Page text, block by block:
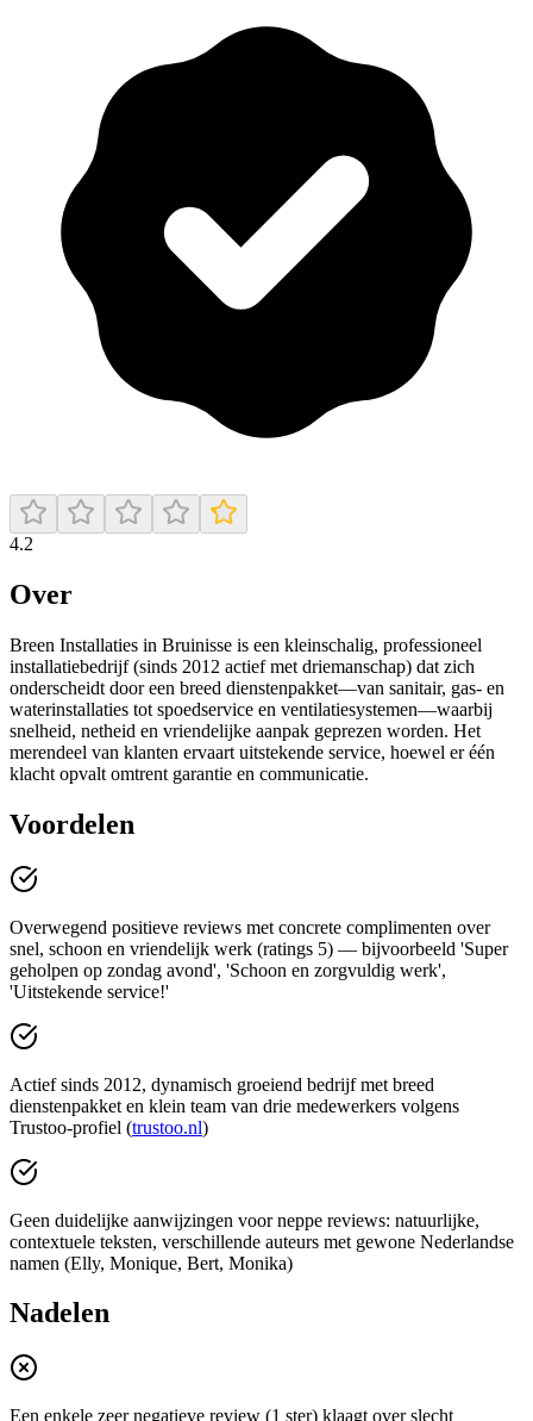
4.2
Over
Breen Installaties in Bruinisse is een kleinschalig, professioneel
installatiebedrijf (sinds 2012 actief met driemanschap) dat zich
onderscheidt door een breed dienstenpakket—van sanitair, gas- en
waterinstallaties tot spoedservice en ventilatiesystemen—waarbij
snelheid, netheid en vriendelijke aanpak geprezen worden. Het
merendeel van klanten ervaart uitstekende service, hoewel er één
klacht opvalt omtrent garantie en communicatie.
Voordelen
Overwegend positieve reviews met concrete complimenten over
snel, schoon en vriendelijk werk (ratings 5) — bijvoorbeeld 'Super
geholpen op zondag avond', 'Schoon en zorgvuldig werk',
'Uitstekende service!'
Actief sinds 2012, dynamisch groeiend bedrijf met breed
dienstenpakket en klein team van drie medewerkers volgens
Trustoo-profiel (trustoo.nl)
Geen duidelijke aanwijzingen voor neppe reviews: natuurlijke,
contextuele teksten, verschillende auteurs met gewone Nederlandse
namen (Elly, Monique, Bert, Monika)
Nadelen
Een enkele zeer negatieve review (1 ster) klaagt over slecht